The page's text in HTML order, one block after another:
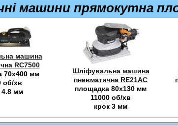
машини прямокутна
машина
RC7500
70х400 мм
об/хв
4.8 мм
Шліфувальна машина
пневматична RE21AC
площадка 80х130 мм
11000 об/хв
крок 3 мм